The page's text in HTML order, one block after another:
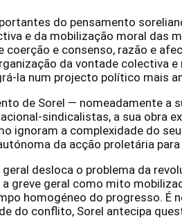
do pensamento
e da mobilização moral das
e consenso, razão e
da vontade colectiva
la num projecto político mais
de Sorel — nomeadamente
sindicalistas, a sua obra
a complexidade do
da acção proletária
desloca o problema da
greve geral como mito
homogéneo do progresso.
do conflito, Sorel antecipa